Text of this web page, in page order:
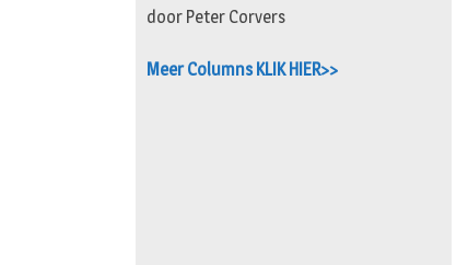
door Peter Corvers
Meer Columns KLIK HIER>>